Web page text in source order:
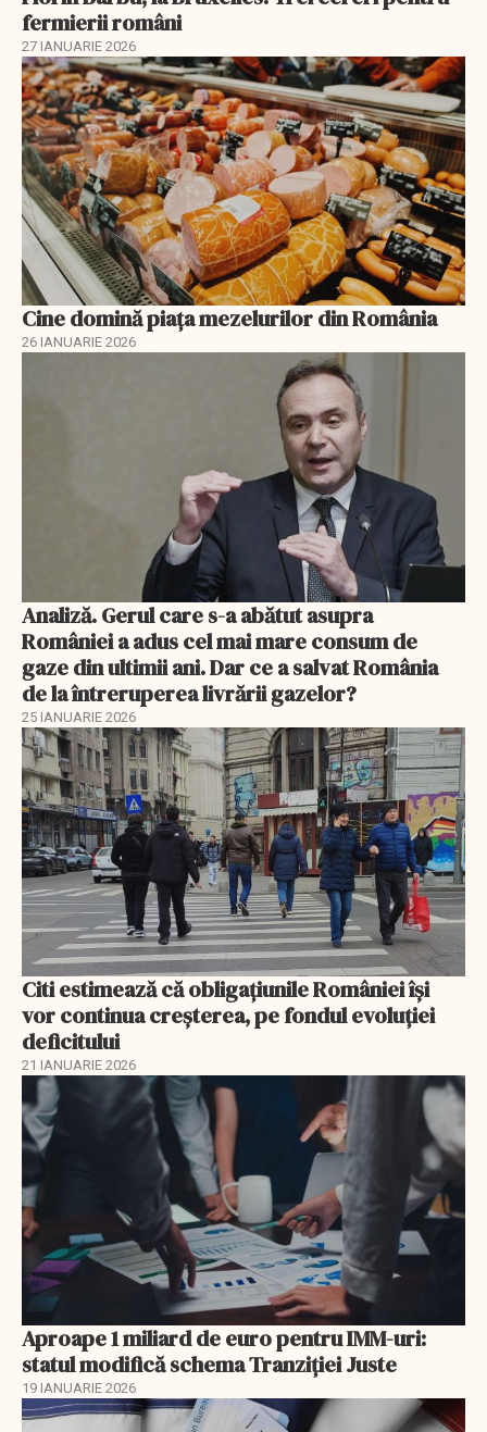
fermierii români
27 IANUARIE 2026
Cine domină piața mezelurilor din România
26 IANUARIE 2026
Analiză. Gerul care s-a abătut asupra
României a adus cel mai mare consum de
gaze din ultimii ani. Dar ce a salvat România
de la întreruperea livrării gazelor?
25 IANUARIE 2026
Citi estimează că obligațiunile României își
vor continua creșterea, pe fondul evoluției
deficitului
21 IANUARIE 2026
Aproape 1 miliard de euro pentru IMM-uri:
statul modifică schema Tranziției Juste
19 IANUARIE 2026